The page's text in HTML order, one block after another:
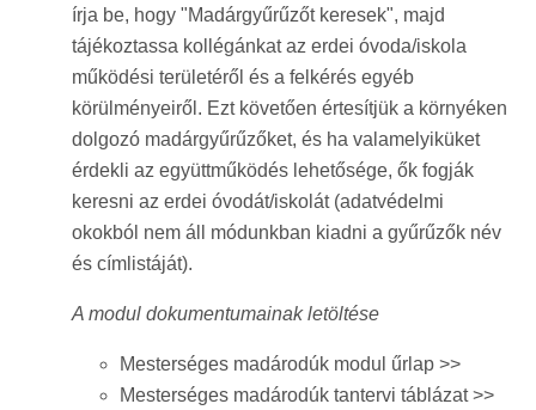
írja be, hogy "Madárgyűrűzőt keresek", majd
tájékoztassa kollégánkat az erdei óvoda/iskola
működési területéről és a felkérés egyéb
körülményeiről. Ezt követően értesítjük a környéken
dolgozó madárgyűrűzőket, és ha valamelyiküket
érdekli az együttműködés lehetősége, ők fogják
keresni az erdei óvodát/iskolát (adatvédelmi
okokból nem áll módunkban kiadni a gyűrűzők név
és címlistáját).
A modul dokumentumainak letöltése
Mesterséges madárodúk modul űrlap >>
Mesterséges madárodúk tantervi táblázat >>